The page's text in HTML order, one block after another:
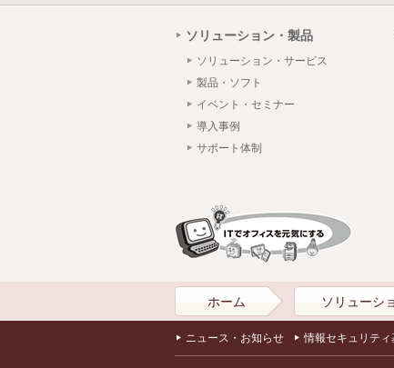
ソリューション・製品
ソリューション・サービス
製品・ソフト
イベント・セミナー
導入事例
サポート体制
ホーム ソリューシ
ニュース・お知らせ 情報セキュリティ